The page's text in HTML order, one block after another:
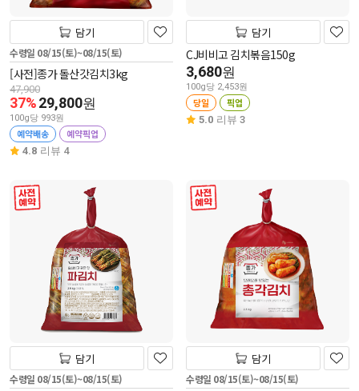
담기
수령일 08/15(토)~08/15(토)
[사전]종가 돌산갓김치3kg
47,900
37%29,800원
100g당 993원
예약배송 예약픽업
4.8 리뷰 4
담기
CJ비비고 김치볶음150g
3,680원
100g당 2,453원
당일 픽업
5.0 리뷰 3
담기
수령일 08/15(토)~08/15(토)
담기
수령일 08/15(토)~08/15(토)